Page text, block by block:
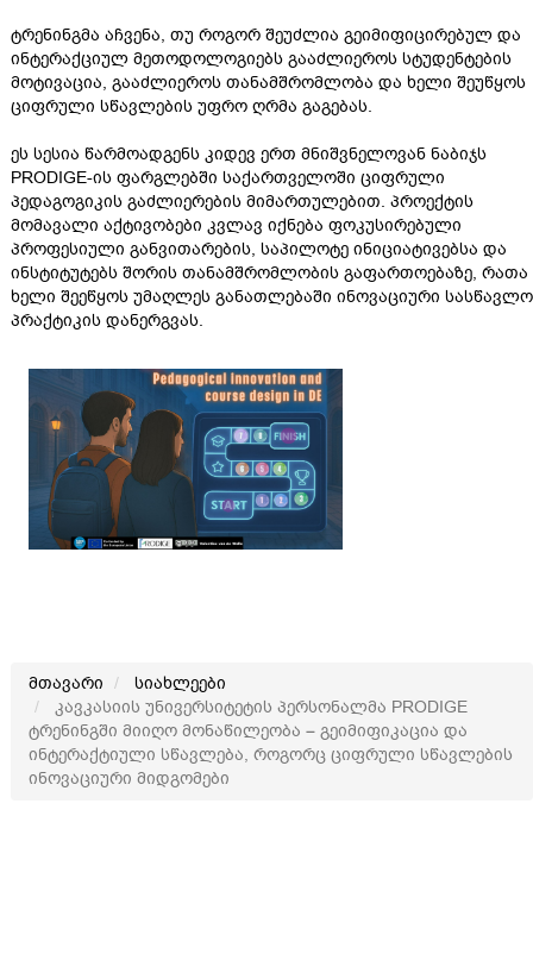
ტრენინგმა აჩვენა, თუ როგორ შეუძლია გეიმიფიცირებულ და
ინტერაქციულ მეთოდოლოგიებს გააძლიეროს სტუდენტების
მოტივაცია, გააძლიეროს თანამშრომლობა და ხელი შეუწყოს
ციფრული სწავლების უფრო ღრმა გაგებას.
ეს სესია წარმოადგენს კიდევ ერთ მნიშვნელოვან ნაბიჯს
PRODIGE-ის ფარგლებში საქართველოში ციფრული
პედაგოგიკის გაძლიერების მიმართულებით. პროექტის
მომავალი აქტივობები კვლავ იქნება ფოკუსირებული
პროფესიული განვითარების, საპილოტე ინიციატივებსა და
ინსტიტუტებს შორის თანამშრომლობის გაფართოებაზე, რათა
ხელი შეეწყოს უმაღლეს განათლებაში ინოვაციური სასწავლო
პრაქტიკის დანერგვას.
მთავარი
სიახლეები
კავკასიის უნივერსიტეტის პერსონალმა PRODIGE
ტრენინგში მიიღო მონაწილეობა – გეიმიფიკაცია და
ინტერაქტიული სწავლება, როგორც ციფრული სწავლების
ინოვაციური მიდგომები